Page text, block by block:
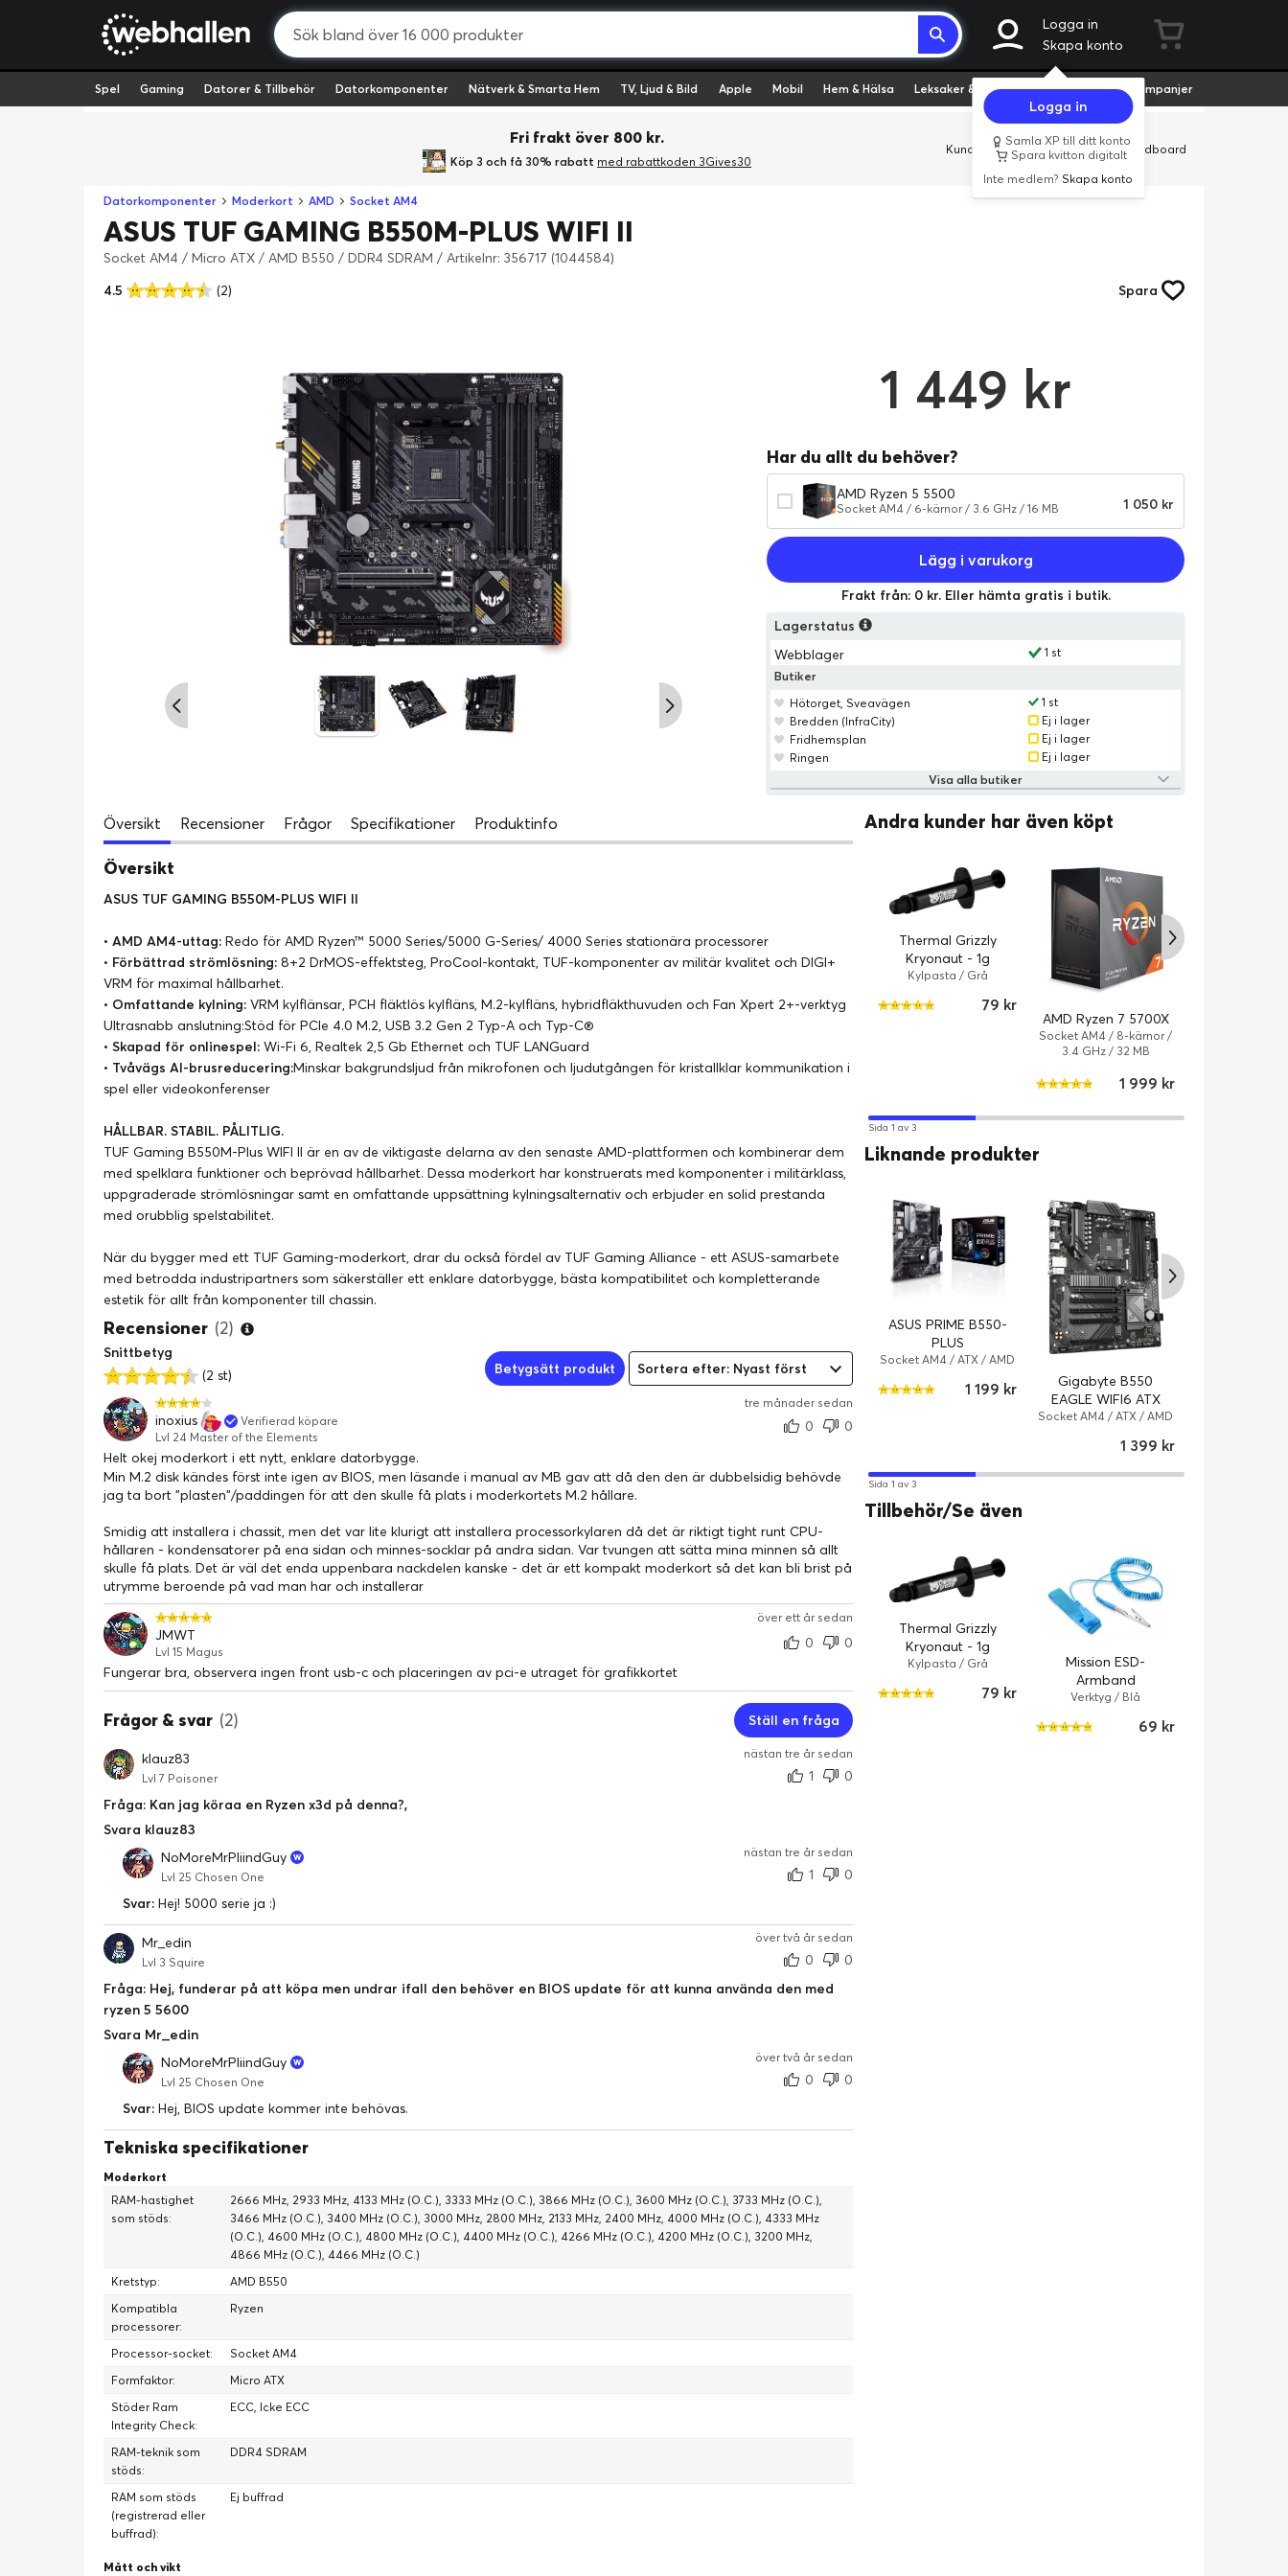
Logga in
Skapa konto
Logga in
Samla XP till ditt konto
Spara kvitton digitalt
Inte medlem?Skapa konto
Spel Gaming Datorer & Tillbehör Datorkomponenter Nätverk & Smarta Hem TV, Ljud & Bild Apple Mobil Hem & Hälsa Leksaker & Hobby Fyndvaror Kampanjer
Fri frakt över 800 kr.
Köp 3 och få 30% rabatt med rabattkoden 3Gives30
Kundservice Butiker Företag Cardboard
Datorkomponenter Moderkort AMD Socket AM4
ASUS TUF GAMING B550M-PLUS WIFI II
Socket AM4 / Micro ATX / AMD B550 / DDR4 SDRAM / Artikelnr: 356717 (1044584)
4.5
(2) Spara
1 449 kr
Har du allt du behöver?
AMD Ryzen 5 5500
Socket AM4 / 6-kärnor / 3.6 GHz / 16 MB 1 050 kr
Lägg i varukorg
Frakt från: 0 kr. Eller hämta gratis i butik.
Lagerstatus
Webblager
1 st
Butiker
Hötorget, Sveavägen
1 st
Bredden (InfraCity)
Ej i lager
Fridhemsplan
Ej i lager
Ringen
Ej i lager
Visa alla butiker
Översikt Recensioner Frågor Specifikationer Produktinfo
Översikt
ASUS TUF GAMING B550M-PLUS WIFI II
• AMD AM4-uttag: Redo för AMD Ryzen™ 5000 Series/5000 G-Series/ 4000 Series stationära processorer
• Förbättrad strömlösning: 8+2 DrMOS-effektsteg, ProCool-kontakt, TUF-komponenter av militär kvalitet och DIGI+
VRM för maximal hållbarhet.
• Omfattande kylning: VRM kylflänsar, PCH fläktlös kylfläns, M.2-kylfläns, hybridfläkthuvuden och Fan Xpert 2+-verktyg
Ultrasnabb anslutning:Stöd för PCIe 4.0 M.2, USB 3.2 Gen 2 Typ-A och Typ-C®
• Skapad för onlinespel: Wi-Fi 6, Realtek 2,5 Gb Ethernet och TUF LANGuard
• Tvåvägs AI-brusreducering:Minskar bakgrundsljud från mikrofonen och ljudutgången för kristallklar kommunikation i
spel eller videokonferenser
HÅLLBAR. STABIL. PÅLITLIG.
TUF Gaming B550M-Plus WIFI II är en av de viktigaste delarna av den senaste AMD-plattformen och kombinerar dem
med spelklara funktioner och beprövad hållbarhet. Dessa moderkort har konstruerats med komponenter i militärklass,
uppgraderade strömlösningar samt en omfattande uppsättning kylningsalternativ och erbjuder en solid prestanda
med orubblig spelstabilitet.
När du bygger med ett TUF Gaming-moderkort, drar du också fördel av TUF Gaming Alliance - ett ASUS-samarbete
med betrodda industripartners som säkerställer ett enklare datorbygge, bästa kompatibilitet och kompletterande
estetik för allt från komponenter till chassin.
Recensioner (2)
Snittbetyg
(2 st)
Betygsätt produkt Sortera efter: Nyast först
tre månader sedan
inoxius
Verifierad köpare
Lvl 24 Master of the Elements
0
0
Helt okej moderkort i ett nytt, enklare datorbygge.
Min M.2 disk kändes först inte igen av BIOS, men läsande i manual av MB gav att då den den är dubbelsidig behövde
jag ta bort "plasten"/paddingen för att den skulle få plats i moderkortets M.2 hållare.
Smidig att installera i chassit, men det var lite klurigt att installera processorkylaren då det är riktigt tight runt CPU-
hållaren - kondensatorer på ena sidan och minnes-socklar på andra sidan. Var tvungen att sätta mina minnen så allt
skulle få plats. Det är väl det enda uppenbara nackdelen kanske - det är ett kompakt moderkort så det kan bli brist på
utrymme beroende på vad man har och installerar
över ett år sedan
JMWT
Lvl 15 Magus
0
0
Fungerar bra, observera ingen front usb-c och placeringen av pci-e utraget för grafikkortet
Frågor & svar (2) Ställ en fråga
klauz83
Lvl 7 Poisoner
nästan tre år sedan
1
0
Fråga: Kan jag köraa en Ryzen x3d på denna?,
Svara klauz83
NoMoreMrPliindGuy
Lvl 25 Chosen One
nästan tre år sedan
1
0
Svar: Hej! 5000 serie ja :)
Mr_edin
Lvl 3 Squire
över två år sedan
0
0
Fråga: Hej, funderar på att köpa men undrar ifall den behöver en BIOS update för att kunna använda den med
ryzen 5 5600
Svara Mr_edin
NoMoreMrPliindGuy
Lvl 25 Chosen One
över två år sedan
0
0
Svar: Hej, BIOS update kommer inte behövas.
Tekniska specifikationer
Moderkort
RAM-hastighet
som stöds:
2666 MHz, 2933 MHz, 4133 MHz (O.C.), 3333 MHz (O.C.), 3866 MHz (O.C.), 3600 MHz (O.C.), 3733 MHz (O.C.),
3466 MHz (O.C.), 3400 MHz (O.C.), 3000 MHz, 2800 MHz, 2133 MHz, 2400 MHz, 4000 MHz (O.C.), 4333 MHz
(O.C.), 4600 MHz (O.C.), 4800 MHz (O.C.), 4400 MHz (O.C.), 4266 MHz (O.C.), 4200 MHz (O.C.), 3200 MHz,
4866 MHz (O.C.), 4466 MHz (O.C.)
Kretstyp:
AMD B550
Kompatibla
processorer:
Ryzen
Processor-socket:
Socket AM4
Formfaktor:
Micro ATX
Stöder Ram
Integrity Check:
ECC, Icke ECC
RAM-teknik som
stöds:
DDR4 SDRAM
RAM som stöds
(registrerad eller
buffrad):
Ej buffrad
Mått och vikt
Andra kunder har även köpt
Thermal Grizzly
Kryonaut - 1g
Kylpasta / Grå
79 kr
AMD Ryzen 7 5700X
Socket AM4 / 8-kärnor /
3.4 GHz / 32 MB
1 999 kr
Sida 1 av 3
Liknande produkter
ASUS PRIME B550-
PLUS
Socket AM4 / ATX / AMD
1 199 kr
Gigabyte B550
EAGLE WIFI6 ATX
Socket AM4 / ATX / AMD
1 399 kr
Sida 1 av 3
Tillbehör/Se även
Thermal Grizzly
Kryonaut - 1g
Kylpasta / Grå
79 kr
Mission ESD-
Armband
Verktyg / Blå
69 kr